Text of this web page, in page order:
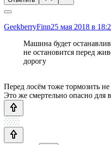
GeekberryFinn25 мая 2018 в
Машина будет
не остановится перед
дорогу
Перед лосём тоже тормозить не
Это же смертельно опасно для